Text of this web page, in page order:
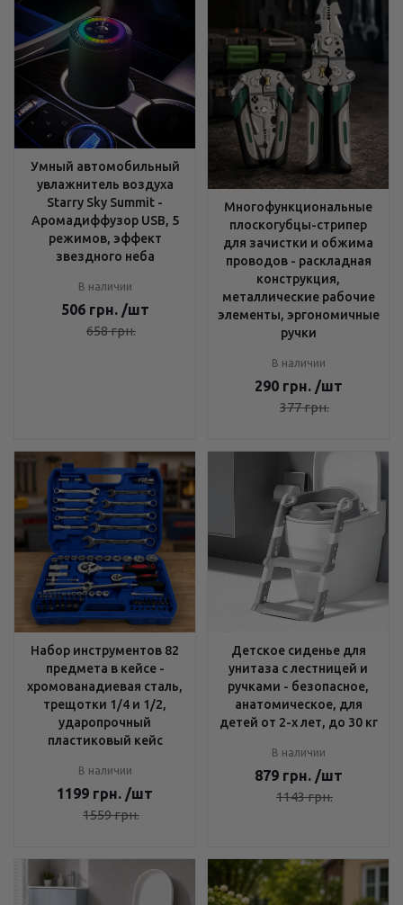
Умный автомобильный
увлажнитель воздуха
Starry Sky Summit -
Аромадиффузор USB, 5
режимов, эффект
звездного неба
В наличии
506 грн. /шт
658грн.
Многофункциональные
плоскогубцы-стрипер
для зачистки и обжима
проводов - раскладная
конструкция,
металлические рабочие
элементы, эргономичные
ручки
В наличии
290 грн. /шт
377грн.
Набор инструментов 82
предмета в кейсе -
хромованадиевая сталь,
трещотки 1/4 и 1/2,
ударопрочный
пластиковый кейс
В наличии
1199 грн. /шт
1559грн.
Детское сиденье для
унитаза с лестницей и
ручками - безопасное,
анатомическое, для
детей от 2-х лет, до 30 кг
В наличии
879 грн. /шт
1143грн.